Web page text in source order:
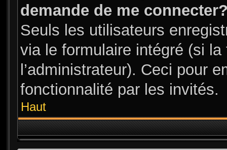
demande de me
Seuls les utilisateurs
via le formulaire intégré (si
l’administrateur). Ceci pour
fonctionnalité par les invités.
Haut